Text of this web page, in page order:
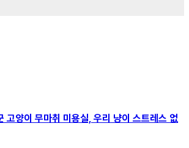
고양이 무마취 미용실, 우리 냥이 스트레스 없